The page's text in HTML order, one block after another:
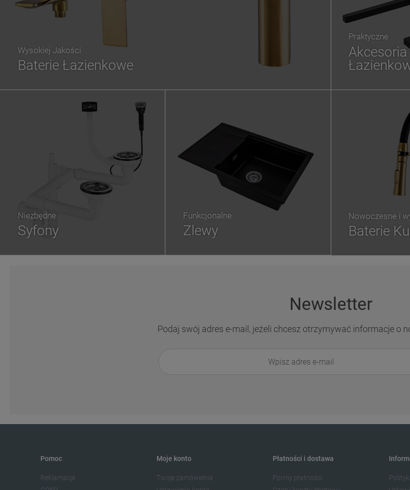
Wysokiej Jakości
Baterie Łazienkowe
Praktyczne
Akcesoria
Nowoczesne i
Baterie
Niezbędne
Syfony
Funkcjonalne
Zlewy
Newsletter
Podaj swój adres e-mail, jeżeli chcesz otrzymywać informacje o
Pomoc
Reklamacje
Moje konto
Twoje zamówienia
Płatności i dostawa
Formy płatności